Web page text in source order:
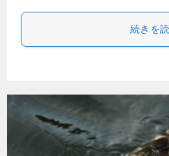
続きを